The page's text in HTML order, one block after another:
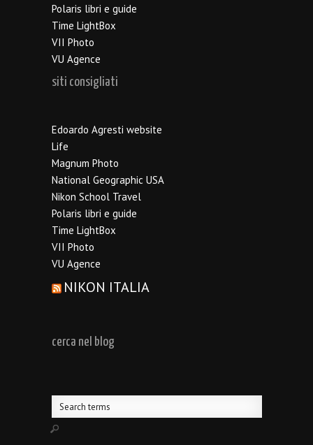
Polaris libri e guide
Time LightBox
VII Photo
VU Agence
siti consigliati
Edoardo Agresti website
Life
Magnum Photo
National Geographic USA
Nikon School Travel
Polaris libri e guide
Time LightBox
VII Photo
VU Agence
NIKON ITALIA
cerca nel blog